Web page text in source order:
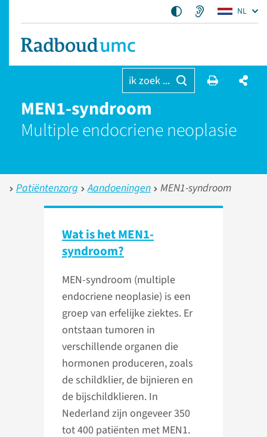
NL
ik zoek ...
MEN1-syndroom
Multiple endocriene neoplasie
Patiëntenzorg Aandoeningen MEN1-syndroom
Wat is het MEN1-
syndroom?
MEN-syndroom (multiple
endocriene neoplasie) is een
groep van erfelijke ziektes. Er
ontstaan tumoren in
verschillende organen die
hormonen produceren, zoals
de schildklier, de bijnieren en
de bijschildklieren. In
Nederland zijn ongeveer 350
tot 400 patiënten met MEN1.